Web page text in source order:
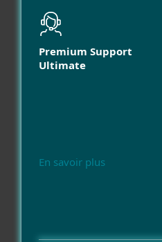
Premium Support
Ultimate
En savoir plus